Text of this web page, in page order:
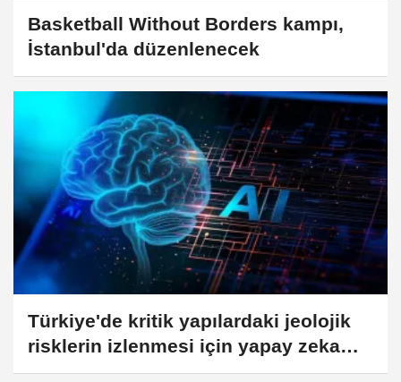
Basketball Without Borders kampı,
İstanbul'da düzenlenecek
Türkiye'de kritik yapılardaki jeolojik
risklerin izlenmesi için yapay zeka
destekli sistem kuruluyor